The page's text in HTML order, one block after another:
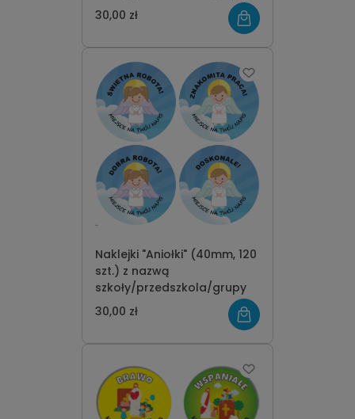
30,00 zł
Naklejki "Aniołki" (40mm, 120
szt.) z nazwą
szkoły/przedszkola/grupy
30,00 zł